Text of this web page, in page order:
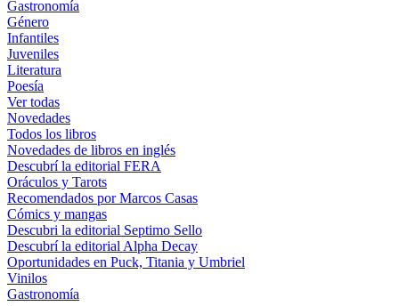
Gastronomía
Género
Infantiles
Juveniles
Literatura
Poesía
Ver todas
Novedades
Todos los libros
Novedades de libros en inglés
Descubrí la editorial FERA
Oráculos y Tarots
Recomendados por Marcos Casas
Cómics y mangas
Descubri la editorial Septimo Sello
Descubrí la editorial Alpha Decay
Oportunidades en Puck, Titania y Umbriel
Vinilos
Gastronomía